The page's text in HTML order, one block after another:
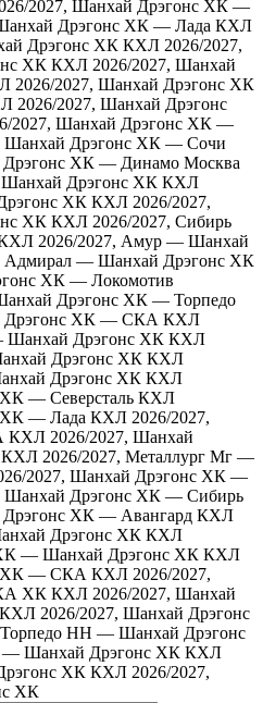
2027, Шанхай Дрэгонс ХК —
Дрэгонс ХК — Лада КХЛ
Дрэгонс ХК КХЛ 2026/2027,
ХК КХЛ 2026/2027, Шанхай
2026/2027, Шанхай Дрэгонс ХК
2026/2027, Шанхай Дрэгонс
2027, Шанхай Дрэгонс ХК —
Шанхай Дрэгонс ХК — Сочи
ХК — Динамо Москва
Дрэгонс ХК КХЛ
ХК КХЛ 2026/2027,
ХК КХЛ 2026/2027, Сибирь
2026/2027, Амур — Шанхай
Адмирал — Шанхай Дрэгонс ХК
ХК — Локомотив
Дрэгонс ХК — Торпедо
Дрэгонс ХК — СКА КХЛ
Шанхай Дрэгонс ХК КХЛ
Дрэгонс ХК КХЛ
Дрэгонс ХК КХЛ
— Северсталь КХЛ
ХК — Лада КХЛ 2026/2027,
КХЛ 2026/2027, Шанхай
КХЛ 2026/2027, Металлург Мг —
2027, Шанхай Дрэгонс ХК —
Шанхай Дрэгонс ХК — Сибирь
ХК — Авангард КХЛ
Дрэгонс ХК КХЛ
— Шанхай Дрэгонс ХК КХЛ
ХК — СКА КХЛ 2026/2027,
ХК КХЛ 2026/2027, Шанхай
КХЛ 2026/2027, Шанхай Дрэгонс
НН — Шанхай Дрэгонс
— Шанхай Дрэгонс ХК КХЛ
ХК КХЛ 2026/2027,
ХК